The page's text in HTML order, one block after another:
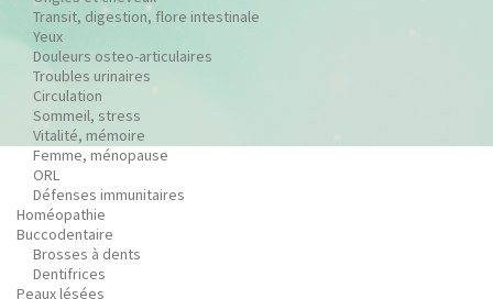
Transit, digestion, flore intestinale
Yeux
Douleurs osteo-articulaires
Troubles urinaires
Circulation
Sommeil, stress
Vitalité, mémoire
Femme, ménopause
ORL
Défenses immunitaires
Homéopathie
Buccodentaire
Brosses à dents
Dentifrices
Peaux lésées